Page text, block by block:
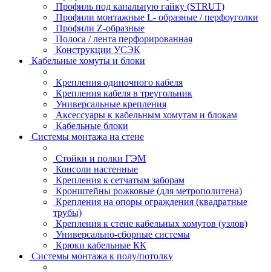
Профиль под канальную гайку (STRUT)
Профили монтажные L- образные / перфоуголки
Профили Z-образные
Полоса / лента перфорированная
Конструкции УСЭК
Кабельные хомуты и блоки
Крепления одиночного кабеля
Крепления кабеля в треугольник
Универсальные крепления
Аксессуары к кабельным хомутам и блокам
Кабельные блоки
Системы монтажа на стене
Стойки и полки ГЭМ
Консоли настенные
Крепления к сетчатым заборам
Кронштейны рожковые (для метрополитена)
Крепления на опоры ограждения (квадратные
трубы)
Крепления к стене кабельных хомутов (узлов)
Универсально-сборные системы
Крюки кабельные КК
Системы монтажа к полу/потолку